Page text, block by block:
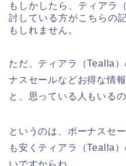
もしかしたら、ティアラ
討している方がこちらの
もしれません。
ただ、ティアラ（Tealla
ナスセールなどお得な情
と、思っている人もいる
というのは、ボーナスセ
も安くティアラ（Tealla